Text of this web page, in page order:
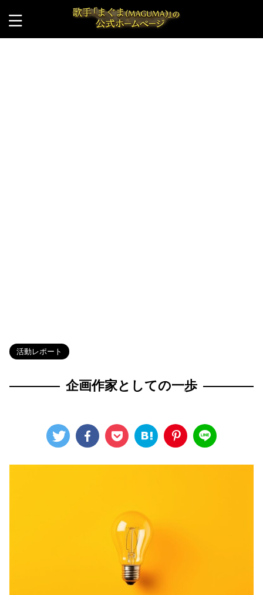
活動レポート
企画作家としての一歩